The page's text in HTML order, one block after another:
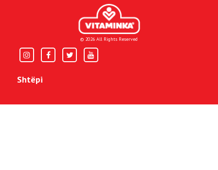
© 2026 All Rights Reserved
Shtëpi